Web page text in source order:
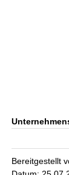
Bereitgestellt